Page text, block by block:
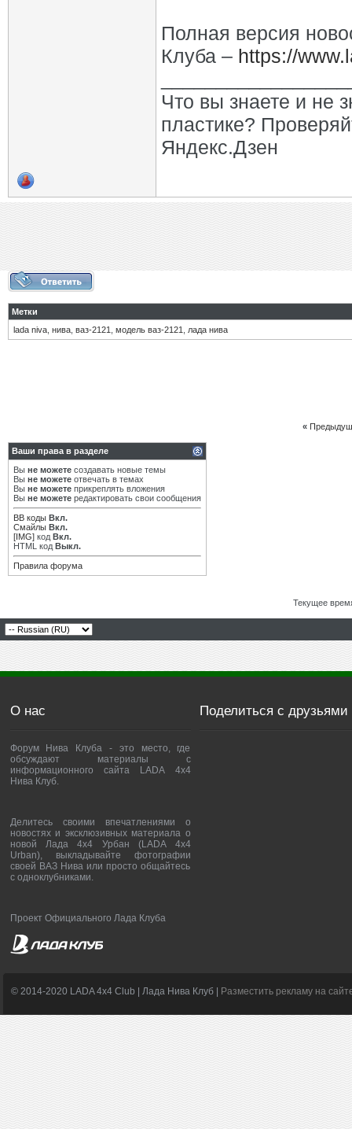
Полная версия
Клуба – https://
Что вы знаете и не
пластике?
Яндекс.Дзен
Метки
lada niva нива ваз-2121 модель ваз-2121 лада нива
«
Ваши права в разделе
Вы не можете создавать новые темы
Вы не можете отвечать в темах
Вы не можете прикреплять вложения
Вы не можете редактировать свои сообщения
BB коды Вкл.
Смайлы Вкл.
[IMG] код Вкл.
HTML код Выкл.
Правила форума
Текущее
О нас
Форум Нива Клуба - это место, где
обсуждают материалы с
информационного сайта LADA 4x4
Нива Клуб.
Делитесь своими впечатлениями о
новостях и эксклюзивных материала о
новой Лада 4х4 Урбан (LADA 4x4
Urban), выкладывайте фотографии
своей ВАЗ Нива или просто общайтесь
с одноклубниками.
Проект Официального Лада Клуба
Поделиться с друзьями
© 2014-2020 LADA 4x4 Club | Лада Нива Клуб | Разместить рекламу на